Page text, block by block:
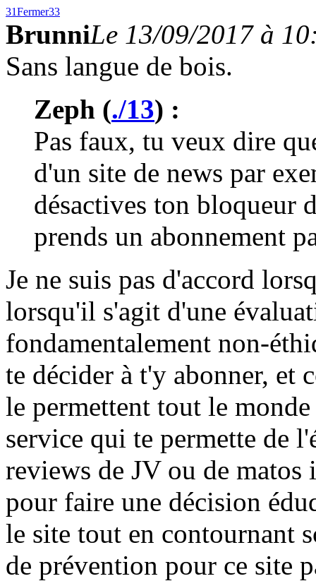
31Fermer33
BrunniLe 13/09/2017 à
Sans langue de bois.
Zeph (./13) :
Pas faux, tu veux dire
d'un site de news par
désactives ton bloqueur
prends un abonnement
Je ne suis pas d'accord
lorsqu'il s'agit d'une
fondamentalement non-
te décider à t'y abonner, et
le permettent tout le
service qui te permette de
reviews de JV ou de
pour faire une décision
le site tout en contournant
de prévention pour ce site